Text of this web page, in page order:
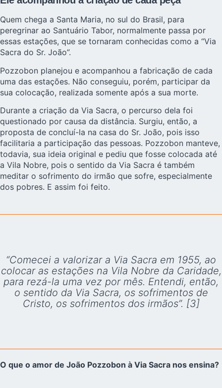
Quem chega a Santa Maria, no sul do Brasil, para
peregrinar ao Santuário Tabor, normalmente passa por
essas estações, que se tornaram conhecidas como a “Via
Sacra do Sr. João”.
Pozzobon planejou e acompanhou a fabricação de cada
uma das estações. Não conseguiu, porém, participar da
sua colocação, realizada somente após a sua morte.
Durante a criação da Via Sacra, o percurso dela foi
questionado por causa da distância. Surgiu, então, a
proposta de concluí-la na casa do Sr. João, pois isso
facilitaria a participação das pessoas. Pozzobon manteve,
todavia, sua ideia original e pediu que fosse colocada até
a Vila Nobre, pois o sentido da Via Sacra é também
meditar o sofrimento do irmão que sofre, especialmente
dos pobres. E assim foi feito.
“Comecei a valorizar a Via Sacra em 1955, ao
colocar as estações na Vila Nobre da Caridade,
para rezá-la uma vez por mês. Entendi, então,
o sentido da Via Sacra, os sofrimentos de
Cristo, os sofrimentos dos irmãos”. [3]
O que o amor de João Pozzobon à Via Sacra nos ensina?